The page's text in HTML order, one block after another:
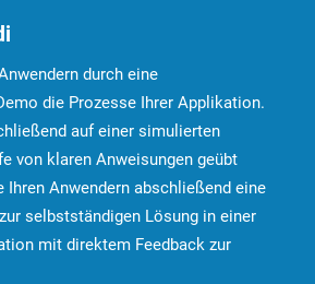
durch eine
die Prozesse Ihrer Applikation.
auf einer simulierten
von klaren Anweisungen geübt
Ihren Anwendern abschließend eine
selbstständigen Lösung in einer
mit direktem Feedback zur